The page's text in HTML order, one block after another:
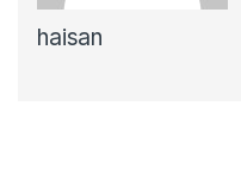
haisan